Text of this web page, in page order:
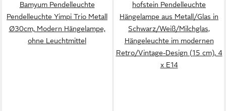
Bamyum Pendelleuchte
Pendelleuchte Yimpi Trio Metall
Ø30cm, Modern Hängelampe,
ohne Leuchtmittel
hofstein Pendelleuchte
Hängelampe aus Metall/Glas in
Schwarz/Weiß/Milchglas,
Hängeleuchte im modernen
Retro/Vintage-Design (15 cm), 4
x E14